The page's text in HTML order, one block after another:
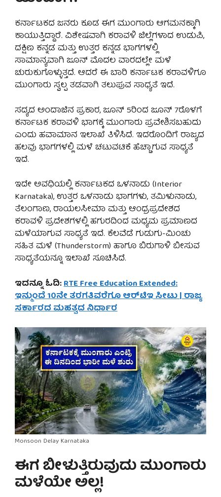
ಕರ್ನಾಟಕದ ಜನರು ಕೂಡ ಈಗ ಮುಂಗಾರು ಆಗಮನಕ್ಕಾಗಿ
ಕಾಯುತ್ತಿದ್ದಾರೆ. ವಿಶೇಷವಾಗಿ ಕರಾವಳಿ ಜಿಲ್ಲೆಗಳಾದ ಉಡುಪಿ,
ದಕ್ಷಿಣ ಕನ್ನಡ ಮತ್ತು ಉತ್ತರ ಕನ್ನಡ ಭಾಗಗಳಲ್ಲಿ
ಸಾಮಾನ್ಯವಾಗಿ ಜೂನ್ ಮೊದಲ ವಾರದಲ್ಲೇ ಮಳೆ
ಚುರುಕುಗೊಳ್ಳುತ್ತದೆ. ಆದರೆ ಈ ಬಾರಿ ಕರ್ನಾಟಕ ಕರಾವಳಿಗೂ
ಮುಂಗಾರು ಸ್ವಲ್ಪ ತಡವಾಗಿ ತಲುಪುವ ಸಾಧ್ಯತೆ ಇದೆ.
ಸದ್ಯದ ಅಂದಾಜಿನ ಪ್ರಕಾರ, ಜೂನ್ 5ರಿಂದ ಜೂನ್ 7ರೊಳಗೆ
ಕರ್ನಾಟಕ ಕರಾವಳಿ ಭಾಗಕ್ಕೆ ಮುಂಗಾರು ಪ್ರವೇಶಿಸಬಹುದು
ಎಂದು ಹವಾಮಾನ ಇಲಾಖೆ ತಿಳಿಸಿದೆ. ಇದರೊಂದಿಗೆ ರಾಜ್ಯದ
ಹಲವು ಭಾಗಗಳಲ್ಲಿ ಮಳೆ ಚಟುವಟಿಕೆ ಹೆಚ್ಚಾಗುವ ಸಾಧ್ಯತೆ
ಇದೆ.
ಇದೇ ಅವಧಿಯಲ್ಲಿ ಕರ್ನಾಟಕದ ಒಳನಾಡು (Interior
Karnataka), ಉತ್ತರ ಒಳನಾಡು ಭಾಗಗಳು, ತಮಿಳುನಾಡು,
ತೆಲಂಗಾಣ, ರಾಯಲಸೀಮಾ ಮತ್ತು ಆಂಧ್ರಪ್ರದೇಶದ
ಕರಾವಳಿ ಪ್ರದೇಶಗಳಲ್ಲಿ ಹಗುರದಿಂದ ಮಧ್ಯಮ ಪ್ರಮಾಣದ
ಮಳೆಯಾಗುವ ಸಾಧ್ಯತೆ ಇದೆ. ಕೆಲವೆಡೆ ಗುಡುಗು-ಮಿಂಚು
ಸಹಿತ ಮಳೆ (Thunderstorm) ಹಾಗೂ ಬಿರುಗಾಳಿ ಬೀಸುವ
ಸಾಧ್ಯತೆಯನ್ನೂ ಇಲಾಖೆ ಸೂಚಿಸಿದೆ.
ಇದನ್ನೂ ಓದಿ:RTE Free Education Extended:
ಇನ್ಮುಂದೆ 10ನೇ ತರಗತಿವರೆಗೂ ಆರ್‌ಟಿಇ ಸೀಟು | ರಾಜ್ಯ
ಸರ್ಕಾರದ ಮಹತ್ವದ ನಿರ್ಧಾರ
Monsoon Delay Karnataka
ಈಗ ಬೀಳುತ್ತಿರುವುದು ಮುಂಗಾರು
ಮಳೆಯೇ ಅಲ್ಲ!